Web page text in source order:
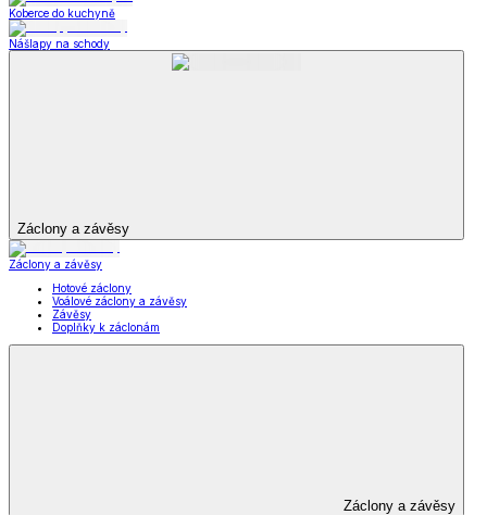
Koberce do kuchyně
Nášlapy na schody
Záclony a závěsy
Záclony a závěsy
Hotové záclony
Voálové záclony a závěsy
Závěsy
Doplňky k záclonám
Záclony a závěsy